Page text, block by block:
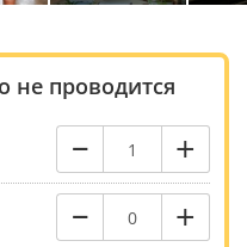
не проводится
– +
– +